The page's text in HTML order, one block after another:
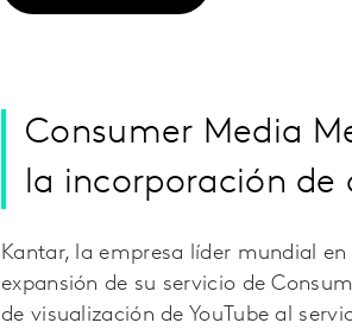
Consumer Media
la incorporación de
Kantar, la empresa líder mundial
expansión de su servicio de
de visualización de YouTube al